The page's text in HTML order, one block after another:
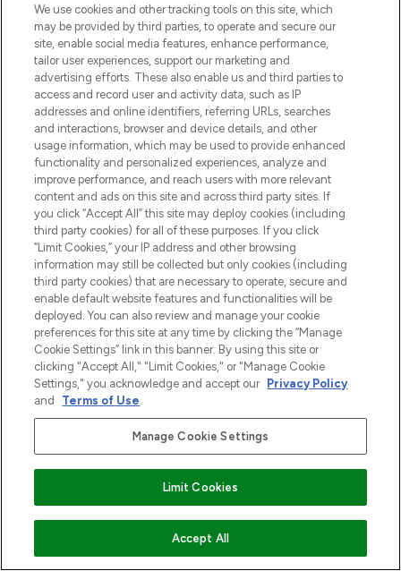
VOEG TOE AAN WINKELMANDJE
We use cookies and other tracking tools on this site, which
may be provided by third parties, to operate and secure our
site, enable social media features, enhance performance,
tailor user experiences, support our marketing and
advertising efforts. These also enable us and third parties to
access and record user and activity data, such as IP
addresses and online identifiers, referring URLs, searches
and interactions, browser and device details, and other
usage information, which may be used to provide enhanced
functionality and personalized experiences, analyze and
improve performance, and reach users with more relevant
content and ads on this site and across third party sites. If
you click “Accept All” this site may deploy cookies (including
third party cookies) for all of these purposes. If you click
“Limit Cookies,” your IP address and other browsing
information may still be collected but only cookies (including
third party cookies) that are necessary to operate, secure and
enable default website features and functionalities will be
deployed. You can also review and manage your cookie
preferences for this site at any time by clicking the “Manage
Cookie Settings” link in this banner. By using this site or
clicking "Accept All," "Limit Cookies," or "Manage Cookie
Settings," you acknowledge and accept our Privacy Policy
and
Terms of Use.
Manage Cookie Settings
Limit Cookies
Accept All